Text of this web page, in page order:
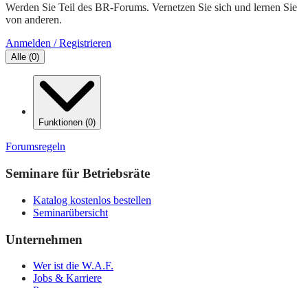
Werden Sie Teil des BR-Forums. Vernetzen Sie sich und lernen Sie
von anderen.
Anmelden / Registrieren
Alle (0)
Funktionen (0)
Forumsregeln
Seminare für Betriebsräte
Katalog kostenlos bestellen
Seminarübersicht
Unternehmen
Wer ist die W.A.F.
Jobs & Karriere